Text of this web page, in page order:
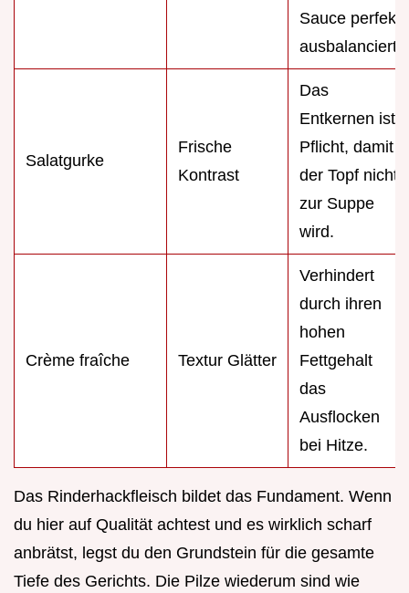
Sauce perfekt
ausbalanciert.
Salatgurke
Frische
Kontrast
Das
Entkernen ist
Pflicht, damit
der Topf nicht
zur Suppe
wird.
Crème fraîche Textur Glätter
Verhindert
durch ihren
hohen
Fettgehalt
das
Ausflocken
bei Hitze.
Das Rinderhackfleisch bildet das Fundament. Wenn
du hier auf Qualität achtest und es wirklich scharf
anbrätst, legst du den Grundstein für die gesamte
Tiefe des Gerichts. Die Pilze wiederum sind wie